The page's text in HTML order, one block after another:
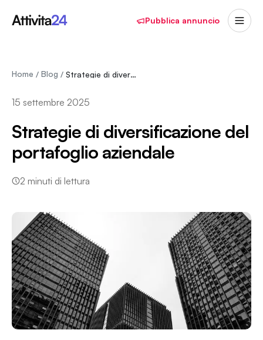
Pubblica annuncio
Home / Blog / Strategie di diversificazione del portafoglio…
15 settembre 2025
Strategie di diversificazione del
portafoglio aziendale
2 minuti di lettura